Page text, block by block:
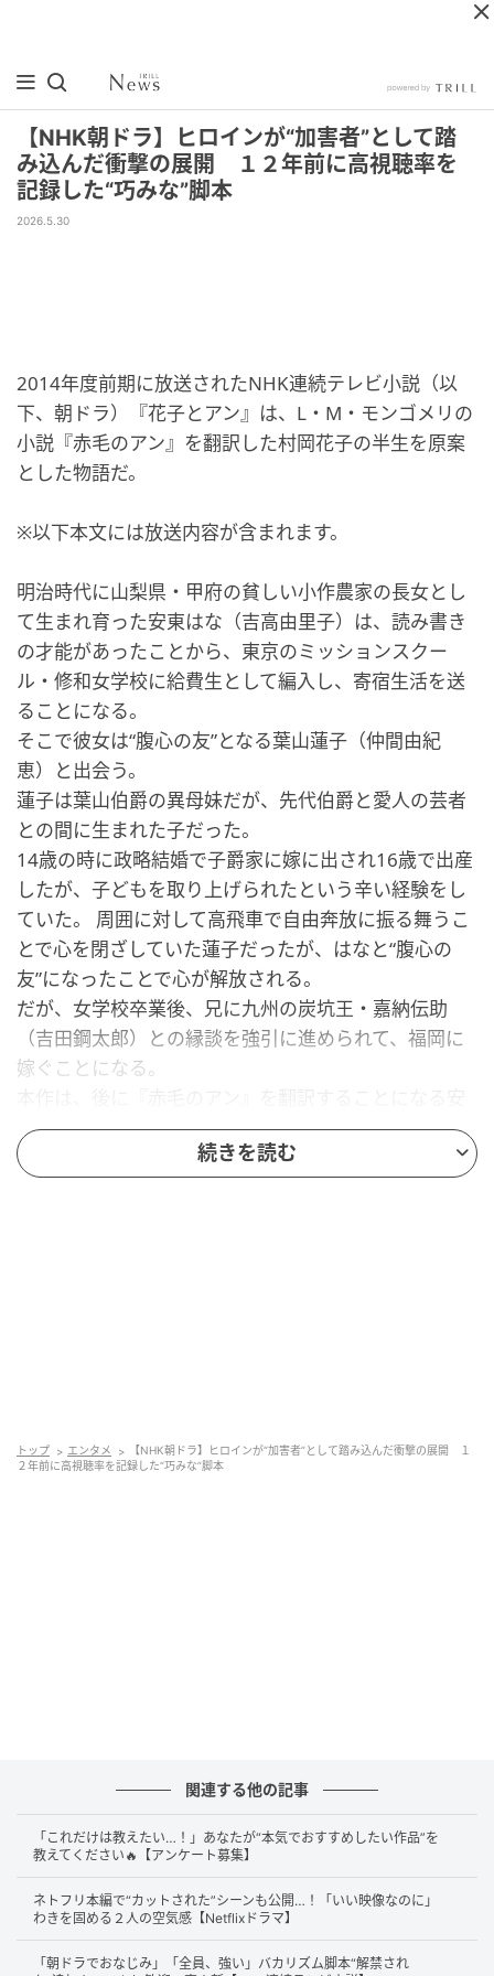
【NHK朝ドラ】ヒロインが“加害者”として踏
み込んだ衝撃の展開 １２年前に高視聴率を
記録した“巧みな”脚本
2026.5.30
2014年度前期に放送されたNHK連続テレビ小説（以
下、朝ドラ）『花子とアン』は、L・M・モンゴメリの
小説『赤毛のアン』を翻訳した村岡花子の半生を原案
とした物語だ。
※以下本文には放送内容が含まれます。
明治時代に山梨県・甲府の貧しい小作農家の長女とし
て生まれ育った安東はな（吉高由里子）は、読み書き
の才能があったことから、東京のミッションスクー
ル・修和女学校に給費生として編入し、寄宿生活を送
ることになる。
そこで彼女は“腹心の友”となる葉山蓮子（仲間由紀
恵）と出会う。
蓮子は葉山伯爵の異母妹だが、先代伯爵と愛人の芸者
との間に生まれた子だった。
14歳の時に政略結婚で子爵家に嫁に出され16歳で出産
したが、子どもを取り上げられたという辛い経験をし
ていた。 周囲に対して高飛車で自由奔放に振る舞うこ
とで心を閉ざしていた蓮子だったが、はなと“腹心の
友”になったことで心が解放される。
だが、女学校卒業後、兄に九州の炭坑王・嘉納伝助
（吉田鋼太郎）との縁談を強引に進められて、福岡に
嫁ぐことになる。
東はなの半生を描くと同時に、葉山蓮子の波乱万丈の
人生も見せていく。
なとアンの人生を重ねるように物語は描かれている。
吉高由里子 (C)SANKEI
続きを読む
トップ エンタメ
【NHK朝ドラ】ヒロインが“加害者”として踏み込んだ衝撃の展開 １
２年前に高視聴率を記録した“巧みな”脚本
関連する他の記事
「これだけは教えたい…！」あなたが“本気でおすすめしたい作品”を
教えてください🔥【アンケート募集】
ネトフリ本編で“カットされた”シーンも公開…！「いい映像なのに」
わきを固める２人の空気感【Netflixドラマ】
「朝ドラでおなじみ」「全員、強い」バカリズム脚本“解禁され